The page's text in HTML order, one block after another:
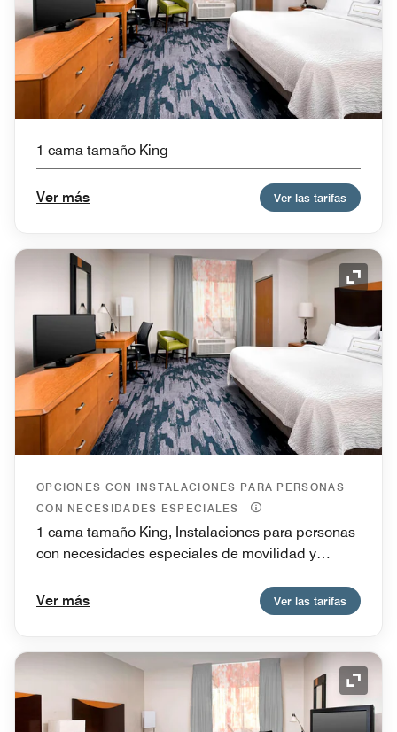
1 cama tamaño King
Ver más Ver las tarifas
Icono
OPCIONES CON INSTALACIONES PARA PERSONAS
CON NECESIDADES ESPECIALES
1 cama tamaño King, Instalaciones para personas
con necesidades especiales de movilidad y
bañera
Ver más
Ver las tarifas
Icono